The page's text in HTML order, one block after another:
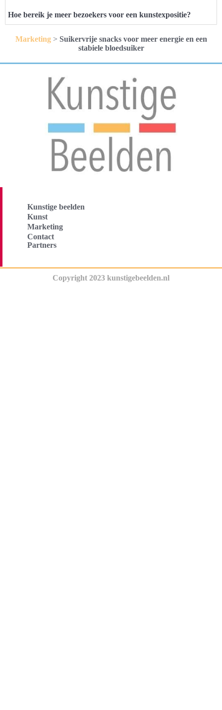
Hoe bereik je meer bezoekers voor een kunstexpositie?
Marketing> Suikervrije snacks voor meer energie en een
stabiele bloedsuiker
Kunstige beelden
Kunst
Marketing
Contact
Partners
Copyright 2023 kunstigebeelden.nl